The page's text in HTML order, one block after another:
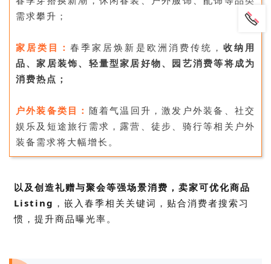
需求攀升；
家居类目：春季家居焕新是欧洲消费传统， 收纳用
品、家居装饰、轻量型家居好物、园艺消费等将成为
消费热点；
户外装备类目：
随着气温回升，激发户外装备、社交
娱乐及短途旅行需求，露营、徒步、骑行等相关户外
装备需求将大幅增长。
以及创造礼赠与聚会等强场景消费， 卖家可优化商品
Listing ，嵌入春季相关关键词，贴合消费者搜索习
惯，提升商品曝光率。